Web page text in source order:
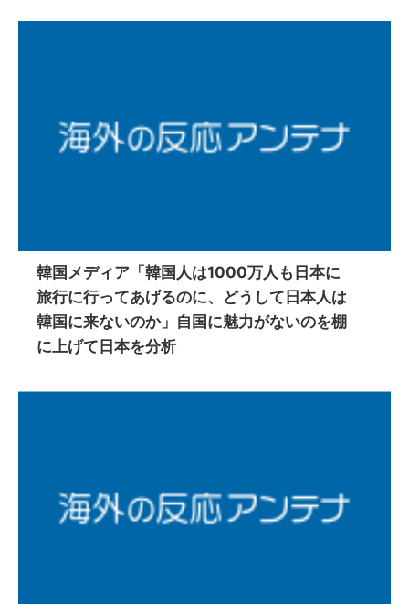
韓国メディア「韓国人は1000万人も日本に
旅行に行ってあげるのに、どうして日本人は
韓国に来ないのか」自国に魅力がないのを棚
に上げて日本を分析